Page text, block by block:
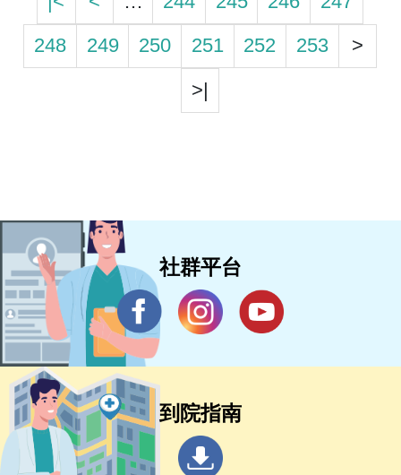
248
249 250 251 252 253
>
>|
社群平台
到院指南